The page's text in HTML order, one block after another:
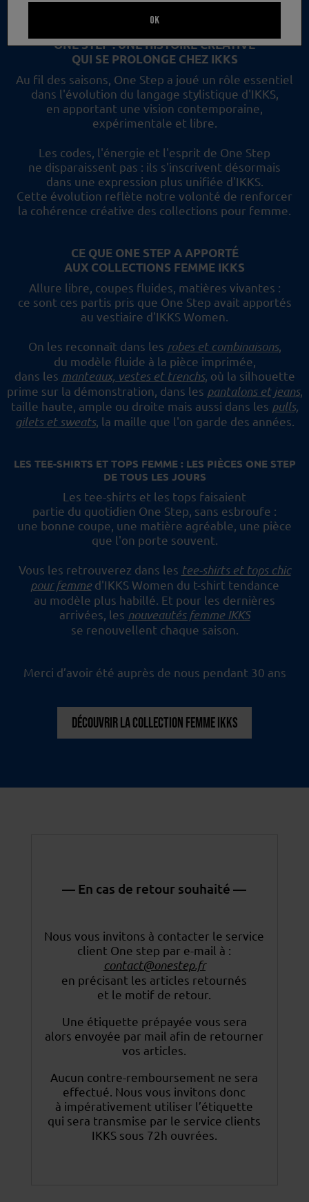
ONE STEP : UNE HISTOIRE CRÉATIVE
QUI SE PROLONGE CHEZ IKKS
Au fil des saisons, One Step a joué un rôle essentiel
dans l'évolution du langage stylistique d'IKKS,
en apportant une vision contemporaine,
expérimentale et libre.
Les codes, l'énergie et l'esprit de One Step
ne disparaissent pas : ils s'inscrivent désormais
dans une expression plus unifiée d'IKKS.
Cette évolution reflète notre volonté de renforcer
la cohérence créative des collections pour femme.
CE QUE ONE STEP A APPORTÉ
AUX COLLECTIONS FEMME IKKS
Allure libre, coupes fluides, matières vivantes :
ce sont ces partis pris que One Step avait apportés
au vestiaire d'IKKS Women.
On les reconnaît dans les robes et combinaisons,
du modèle fluide à la pièce imprimée,
dans les manteaux, vestes et trenchs, où la silhouette
prime sur la démonstration, dans les pantalons et jeans,
taille haute, ample ou droite mais aussi dans les pulls,
gilets et sweats, la maille que l'on garde des années.
LES TEE-SHIRTS ET TOPS FEMME : LES PIÈCES ONE STEP
DE TOUS LES JOURS
Les tee-shirts et les tops faisaient
partie du quotidien One Step, sans esbroufe :
une bonne coupe, une matière agréable, une pièce
que l'on porte souvent.
Vous les retrouverez dans les tee-shirts et tops chic
pour femmed'IKKS Women du t-shirt tendance
au modèle plus habillé. Et pour les dernières
arrivées, les nouveautés femme IKKS
se renouvellent chaque saison.
Merci d’avoir été auprès de nous pendant 30 ans
DÉCOUVRIR LA COLLECTION FEMME IKKS
— En cas de retour souhaité —
Nous vous invitons à contacter le service
client One step par e-mail à :
contact@onestep.fr
en précisant les articles retournés
et le motif de retour.
Une étiquette prépayée vous sera
alors envoyée par mail afin de retourner
vos articles.
Aucun contre-remboursement ne sera
effectué. Nous vous invitons donc
à impérativement utiliser l’étiquette
qui sera transmise par le service clients
IKKS sous 72h ouvrées.
OK